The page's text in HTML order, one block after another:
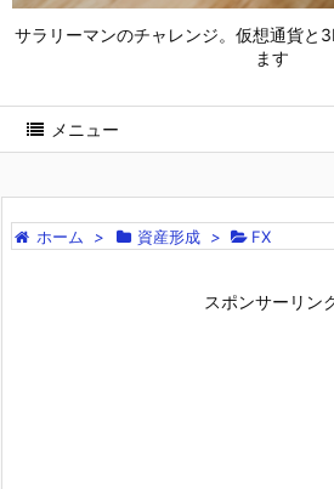
サラリーマンのチャレンジ。仮想通貨と
ます
メニュー
ホーム > 資産形成 > FX
スポンサーリン